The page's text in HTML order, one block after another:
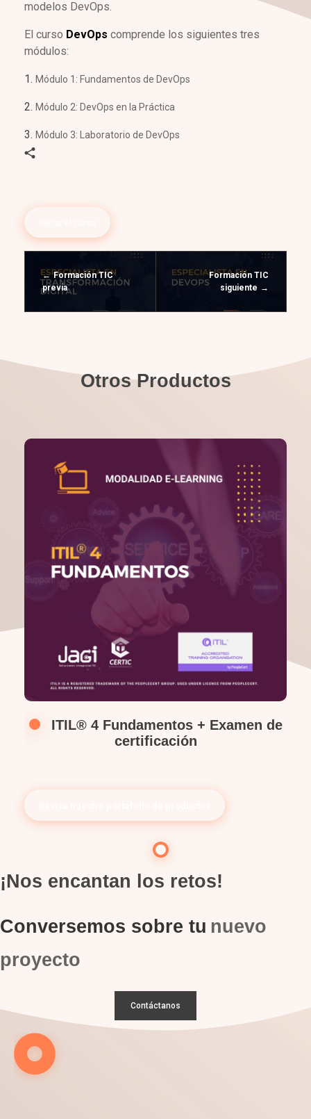
modelos DevOps.
El curso DevOps comprende los siguientes tres
módulos:
Módulo 1: Fundamentos de DevOps
Módulo 2: DevOps en la Práctica
Módulo 3: Laboratorio de DevOps
Formación TIC
previa
Formación TIC
siguiente
Otros Productos
ITIL® 4 Fundamentos + Examen de
certificación
¡Nos encantan los retos!
Conversemos sobre tu nuevo
proyecto
Contáctanos